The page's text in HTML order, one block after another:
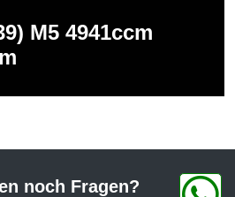
M5 4941ccm
noch Fragen?